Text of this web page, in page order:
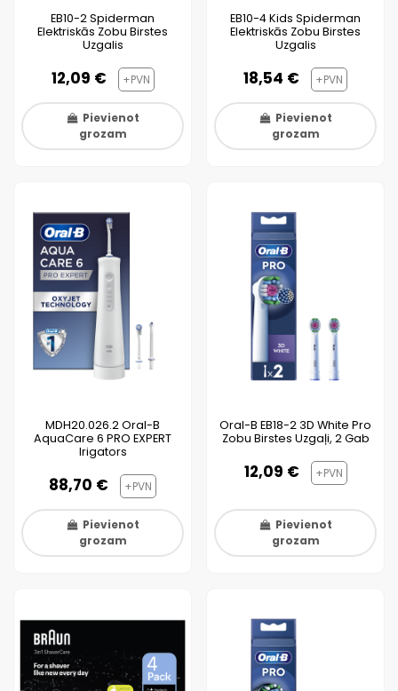
EB10-2 Spiderman
Elektriskās Zobu Birstes
Uzgalis
12,09 € +PVN
Pievienot
grozam
EB10-4 Kids Spiderman
Elektriskās Zobu Birstes
Uzgalis
18,54 € +PVN
Pievienot
grozam
MDH20.026.2 Oral-B
AquaCare 6 PRO EXPERT
Irigators
88,70 € +PVN
Pievienot
grozam
Oral-B EB18-2 3D White Pro
Zobu Birstes Uzgaļi, 2 Gab
12,09 € +PVN
Pievienot
grozam